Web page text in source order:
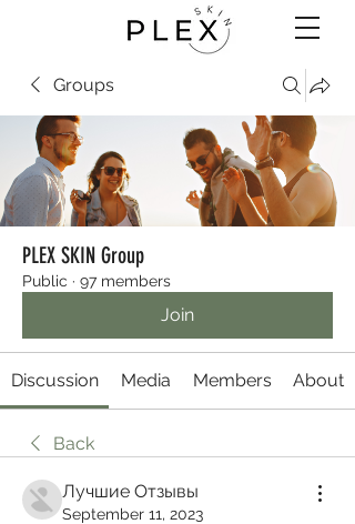
Groups
PLEX SKIN Group
Public · 97 members
Join
Discussion Media Members About
Back
Лучшие Отзывы
September 11, 2023